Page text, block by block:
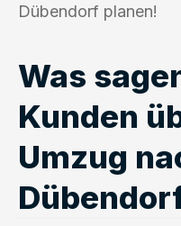
Dübendorf planen!
Was
Kunden
Umzug